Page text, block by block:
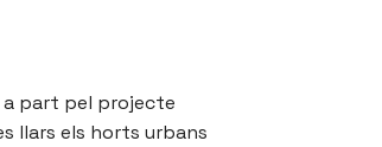
a part pel projecte
llars els horts urbans